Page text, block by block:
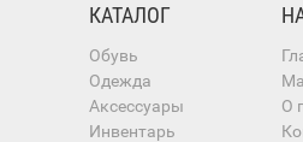
КАТАЛОГ
Обувь
Одежда
Аксессуары
Инвентарь
О